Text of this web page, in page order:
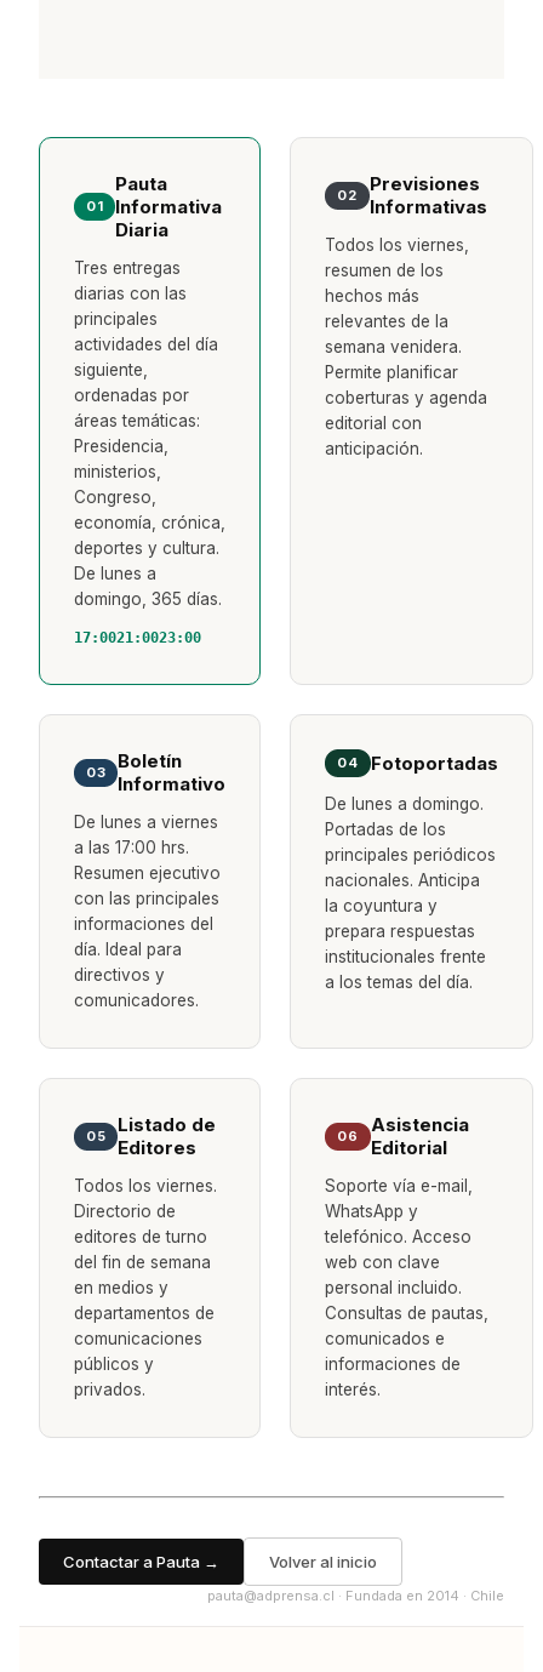
01
Pauta
Informativa
Diaria
Tres entregas
diarias con las
principales
actividades del día
siguiente,
ordenadas por
áreas temáticas:
Presidencia,
ministerios,
Congreso,
economía, crónica,
deportes y cultura.
De lunes a
domingo, 365 días.
17:0021:0023:00
02
Previsiones
Informativas
Todos los viernes,
resumen de los
hechos más
relevantes de la
semana venidera.
Permite planificar
coberturas y agenda
editorial con
anticipación.
03
Boletín
Informativo
De lunes a viernes
a las 17:00 hrs.
Resumen ejecutivo
con las principales
informaciones del
día. Ideal para
directivos y
comunicadores.
04 Fotoportadas
De lunes a domingo.
Portadas de los
principales periódicos
nacionales. Anticipa
la coyuntura y
prepara respuestas
institucionales frente
a los temas del día.
05
Listado de
Editores
Todos los viernes.
Directorio de
editores de turno
del fin de semana
en medios y
departamentos de
comunicaciones
públicos y
privados.
06
Asistencia
Editorial
Soporte vía e-mail,
WhatsApp y
telefónico. Acceso
web con clave
personal incluido.
Consultas de pautas,
comunicados e
informaciones de
interés.
Contactar a Pauta → Volver al inicio
pauta@adprensa.cl · Fundada en 2014 · Chile